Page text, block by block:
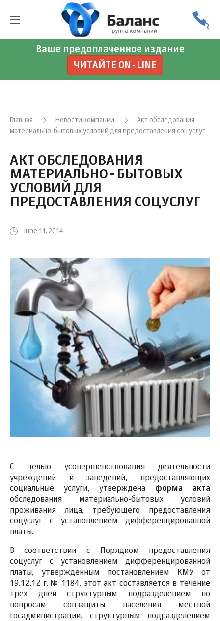
Ваше предоплаченное издание
ЧИТАЙТЕ ON-LINE
Главная Новости компании
Акт обследования
материально-бытовых условий для предоставления соцуслуг
АКТ ОБСЛЕДОВАНИЯ
МАТЕРИАЛЬНО-БЫТОВЫХ
УСЛОВИЙ ДЛЯ
ПРЕДОСТАВЛЕНИЯ СОЦУСЛУГ
June 11, 2014
С целью усовершенствования деятельности
учреждений и заведений, предоставляющих
социальные услуги, утверждена форма акта
обследования материально-бытовых условий
проживания лица, требующего предоставления
соцуслуг с установлением дифференцированной
платы.
В соответствии с Порядком предоставления
соцуслуг с установлением дифференцированной
платы, утвержденным постановлением КМУ от
19.12.12 г. № 1184, этот акт составляется в течение
трех дней структурным подразделением по
вопросам соцзащиты населения местной
госадминистрации, структурным подразделением